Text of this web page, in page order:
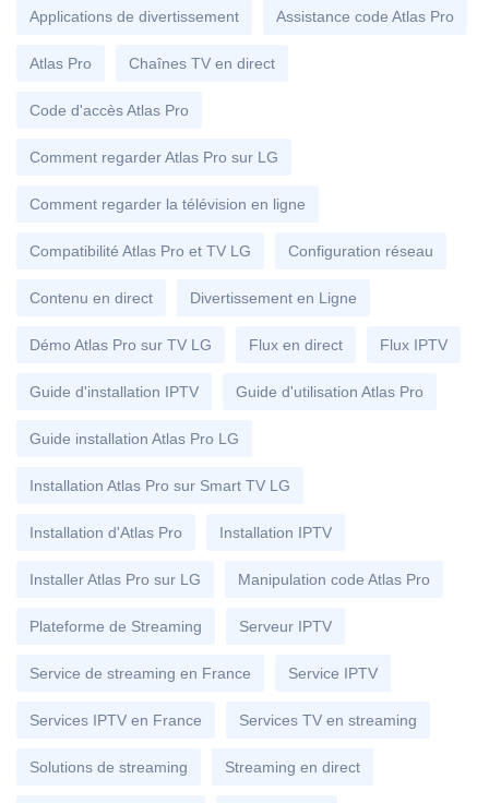
Applications de divertissement Assistance code Atlas Pro
Atlas Pro Chaînes TV en direct
Code d'accès Atlas Pro
Comment regarder Atlas Pro sur LG
Comment regarder la télévision en ligne
Compatibilité Atlas Pro et TV LG Configuration réseau
Contenu en direct Divertissement en Ligne
Démo Atlas Pro sur TV LG Flux en direct Flux IPTV
Guide d'installation IPTV Guide d'utilisation Atlas Pro
Guide installation Atlas Pro LG
Installation Atlas Pro sur Smart TV LG
Installation d'Atlas Pro Installation IPTV
Installer Atlas Pro sur LG Manipulation code Atlas Pro
Plateforme de Streaming Serveur IPTV
Service de streaming en France Service IPTV
Services IPTV en France Services TV en streaming
Solutions de streaming Streaming en direct